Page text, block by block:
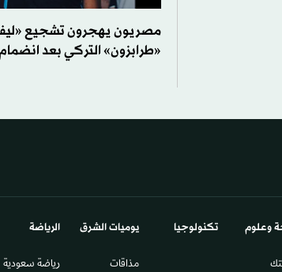
مصريون يهجرون تشجيع
«طرابزون» التركي بعد
وعلوم تكنولوجيا يوميات الشرق​
مذاقات
الرياضة
رياضة سعودية